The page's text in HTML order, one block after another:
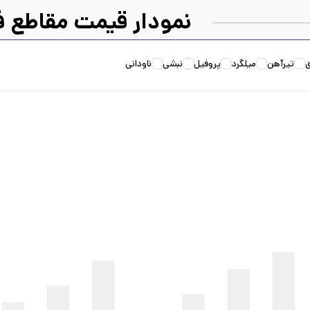
نورد و تولید قطعات فولادی نورد
نمودار قیمت مقاطع
تیرآهن میلگرد پروفیل نبشی ناودانی